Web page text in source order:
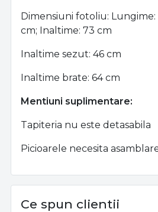
Dimensiuni fotoliu: Lungime:
cm; Inaltime: 73 cm
Inaltime sezut: 46 cm
Inaltime brate: 64 cm
Mentiuni suplimentare:
Tapiteria nu este detasabila
Picioarele necesita
Ce spun clientii